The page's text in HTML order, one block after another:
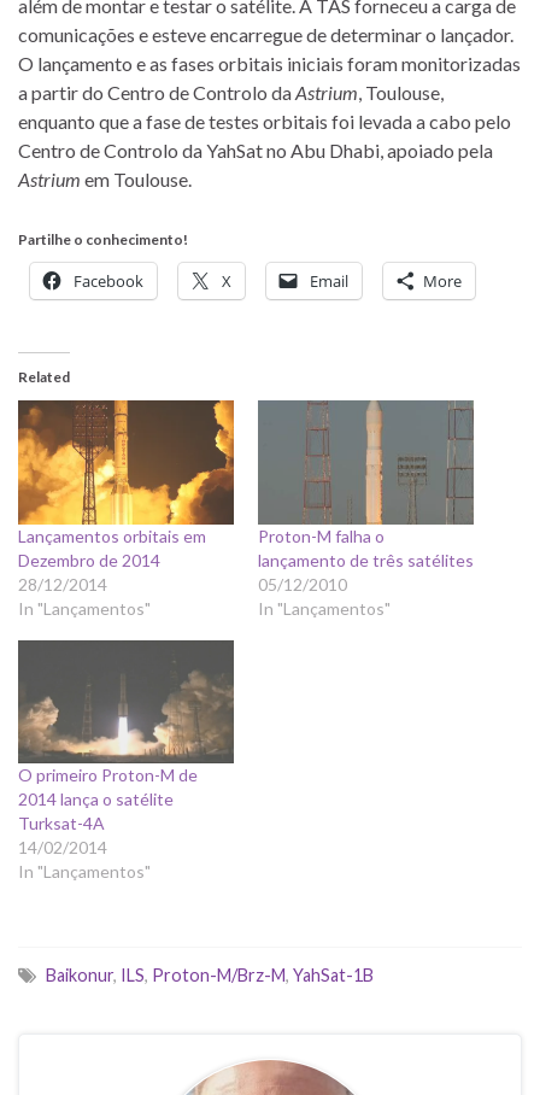
além de montar e testar o satélite. A TAS forneceu a carga de
comunicações e esteve encarregue de determinar o lançador.
O lançamento e as fases orbitais iniciais foram monitorizadas
a partir do Centro de Controlo daAstrium, Toulouse,
enquanto que a fase de testes orbitais foi levada a cabo pelo
Centro de Controlo da YahSat no Abu Dhabi, apoiado pela
Astrium em Toulouse.
Partilhe o conhecimento!
Facebook X Email More
Related
Lançamentos orbitais em
Dezembro de 2014
28/12/2014
In "Lançamentos"
Proton-M falha o
lançamento de três satélites
05/12/2010
In "Lançamentos"
O primeiro Proton-M de
2014 lança o satélite
Turksat-4A
14/02/2014
In "Lançamentos"
Baikonur, ILS, Proton-M/Brz-M, YahSat-1B